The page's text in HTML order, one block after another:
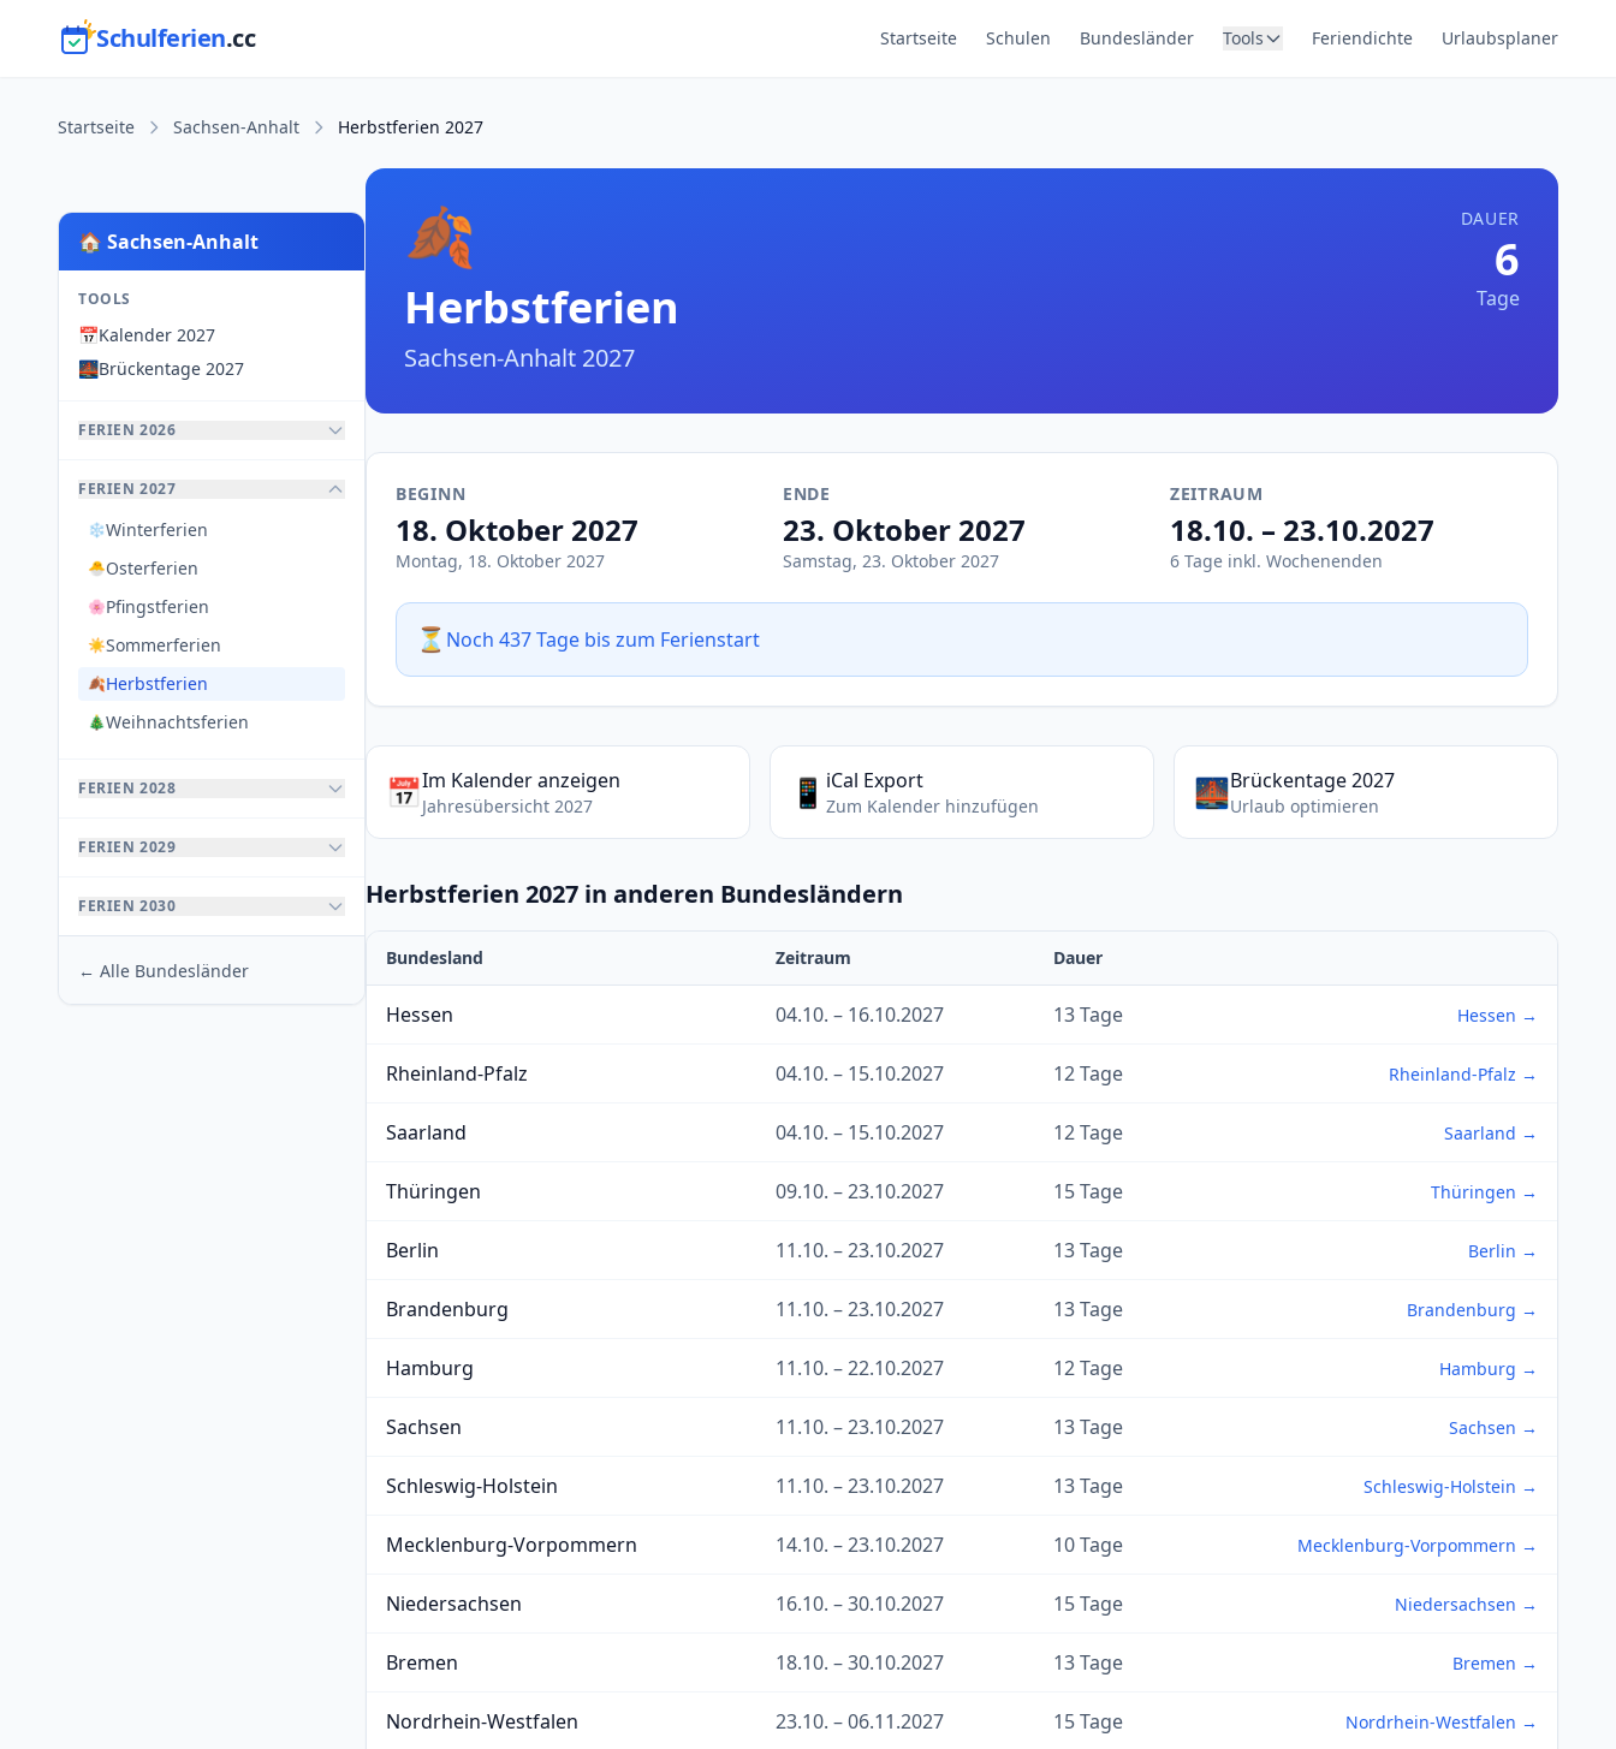
Schulferien.cc Startseite Schulen Bundesländer Tools Feriendichte Urlaubsplaner
Startseite Sachsen-Anhalt Herbstferien 2027
🏠 Sachsen-Anhalt
TOOLS
📅Kalender 2027
🌉Brückentage 2027
FERIEN 2026
FERIEN 2027
❄️Winterferien
🐣Osterferien
🌸Pfingstferien
☀️Sommerferien
🍂Herbstferien
🎄Weihnachtsferien
FERIEN 2028
FERIEN 2029
FERIEN 2030
← Alle Bundesländer
🍂
Herbstferien
Sachsen-Anhalt 2027
DAUER
6
Tage
BEGINN
18. Oktober 2027
Montag, 18. Oktober 2027
ENDE
23. Oktober 2027
Samstag, 23. Oktober 2027
ZEITRAUM
18.10. – 23.10.2027
6 Tage inkl. Wochenenden
⏳ Noch 437 Tage bis zum Ferienstart
📅Im Kalender anzeigen
Jahresübersicht 2027 📱 iCal Export
Zum Kalender hinzufügen 🌉Brückentage 2027
Urlaub optimieren
Herbstferien 2027 in anderen Bundesländern
Bundesland Zeitraum Dauer
Hessen 04.10. – 16.10.2027 13 Tage Hessen →
Rheinland-Pfalz 04.10. – 15.10.2027 12 Tage Rheinland-Pfalz →
Saarland 04.10. – 15.10.2027 12 Tage Saarland →
Thüringen 09.10. – 23.10.2027 15 Tage Thüringen →
Berlin 11.10. – 23.10.2027 13 Tage Berlin →
Brandenburg 11.10. – 23.10.2027 13 Tage Brandenburg →
Hamburg 11.10. – 22.10.2027 12 Tage Hamburg →
Sachsen 11.10. – 23.10.2027 13 Tage Sachsen →
Schleswig-Holstein 11.10. – 23.10.2027 13 Tage Schleswig-Holstein →
Mecklenburg-Vorpommern 14.10. – 23.10.2027 10 Tage Mecklenburg-Vorpommern →
Niedersachsen 16.10. – 30.10.2027 15 Tage Niedersachsen →
Bremen 18.10. – 30.10.2027 13 Tage Bremen →
Nordrhein-Westfalen 23.10. – 06.11.2027 15 Tage Nordrhein-Westfalen →